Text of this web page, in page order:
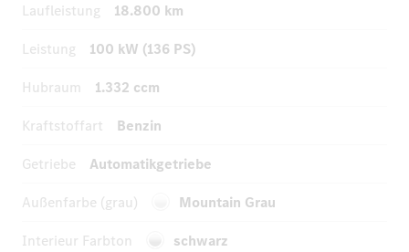
Laufleistung
18.800 km
Leistung
100 kW (136 PS)
Hubraum
1.332 ccm
Kraftstoffart
Benzin
Getriebe
Automatikgetriebe
Außenfarbe (grau)
Mountain Grau
Interieur Farbton
schwarz